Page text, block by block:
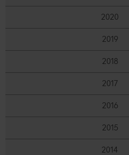
2020
2019
2018
2017
2016
2015
2014